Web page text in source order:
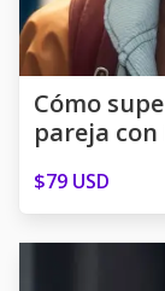
Cómo
pareja
$79 USD